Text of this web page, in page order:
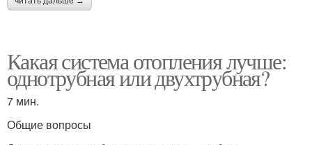
Какая система отопления лучше:
однотрубная или двухтрубная?
7 мин.
Общие вопросы